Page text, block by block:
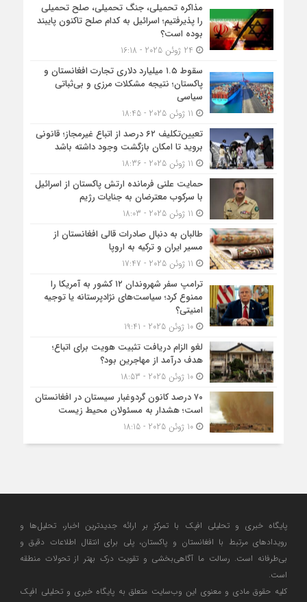
مذاکره تحمیلی، جنگ تحمیلی، صلح تحمیلی
را پذیرفتیم؛ اسرائیل به کدام صلح تاکنون پایبند
بوده است؟
سقوط ۱.۵ میلیارد دلاری تجارت افغانستان و
پاکستان؛ نتیجه مشکلات مرزی و بی‌ثباتی
سیاسی
تعیین‌تکلیف ۶۲ درصد از اتباع غیرمجاز؛ قانونی
بروید تا امکان بازگشت وجود داشته باشد
حمایت علنی فرمانده ارتش پاکستان از اسرائیل
با سرکوب معترضان به جنایات رژیم
طالبان به دنبال صادرات قالی افغانستان از
مسیر ایران و ترکیه به اروپا
ترامپ سفر شهروندان ۱۲ کشور به آمریکا را
ممنوع کرد؛ سیاست‌های نژادپرستانه یا توجیه
امنیتی؟
10 ژوئن 2025 - 19:41
لغو الزام دریافت تثبیت هویت برای اتباع؛
هدف درآمد از مهاجرین بود؟
10 ژوئن 2025 - 18:53
۷۰ درصد کانون گردوغبار سیستان در افغانستان
است؛ هشدار به مسئولان محیط زیست
10 ژوئن 2025 - 18:15
پایگاه خبری و تحلیلی افپک با تمرکز بر ارائه جدیدترین اخبار، تحلیل‌ها و
رویدادهای مرتبط با افغانستان و پاکستان، پلی برای انتقال اطلاعات دقیق و
بی‌طرفانه است. رسالت ما آگاهی‌بخشی و تقویت درک بهتر از تحولات منطقه
است.
کلیه حقوق مادی و معنوی این وب‌سایت متعلق به پایگاه خبری و تحلیلی افپک